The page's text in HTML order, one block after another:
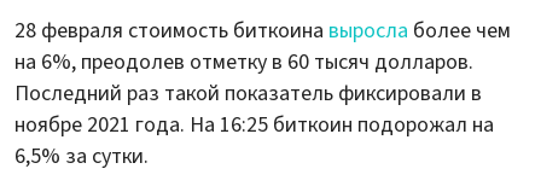
28 февраля стоимость биткоина выросла более чем
на 6%, преодолев отметку в 60 тысяч долларов.
Последний раз такой показатель фиксировали в
ноябре 2021 года. На 16:25 биткоин подорожал на
6,5% за сутки.